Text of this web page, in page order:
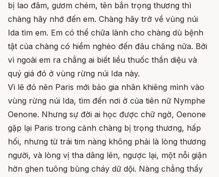
bị lao đâm, gươm chém, tên bắn trọng thương thì
chàng hãy nhớ đến em. Chàng hãy trở về vùng núi
Ida tìm em. Em có thể chữa lành cho chàng dù bệnh
tật của chàng có hiểm nghèo đến đâu chăng nữa. Bởi
vì ngoài em ra chẳng ai biết liều thuốc thần diệu và
quý giá đó ở vùng rừng núi Ida này.
Vì lẽ đó nên Paris mới bảo gia nhân khiêng mình vào
vùng rừng núi Ida, tìm đến nơi ở của tiên nữ Nymphe
Oenone. Nhưng sự đời ai học được chữ ngờ, Oenone
gặp lại Paris trong cảnh chàng bị trọng thương, hấp
hối, nhưng từ trái tim nàng không phải là lòng thương
người, và lòng vị tha dâng lên, ngược lại, một nỗi giận
hờn ghen tuông bùng cháy dữ dội. Nàng chẳng thấy